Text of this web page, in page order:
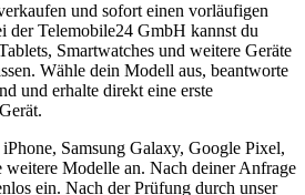
und sofort einen vorläufigen
der Telemobile24 GmbH kannst du
Smartwatches und weitere Geräte
Wähle dein Modell aus, beantworte
und erhalte direkt eine erste
Samsung Galaxy, Google Pixel,
Modelle an. Nach deiner Anfrage
ein. Nach der Prüfung durch unser